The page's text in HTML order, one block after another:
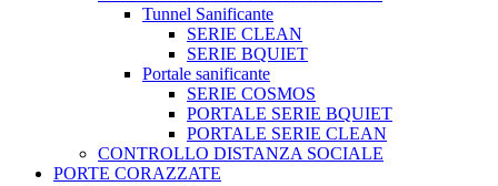
Tunnel Sanificante
SERIE CLEAN
SERIE BQUIET
Portale sanificante
SERIE COSMOS
PORTALE SERIE BQUIET
PORTALE SERIE CLEAN
CONTROLLO DISTANZA SOCIALE
PORTE CORAZZATE